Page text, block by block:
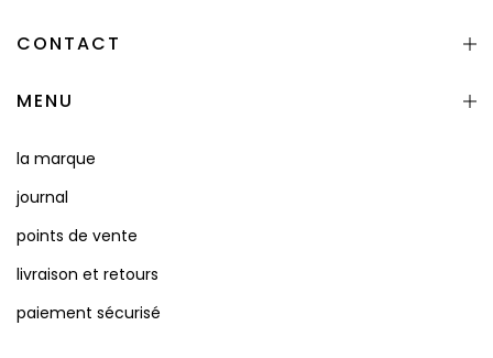
CONTACT
MENU
la marque
journal
points de vente
livraison et retours
paiement sécurisé